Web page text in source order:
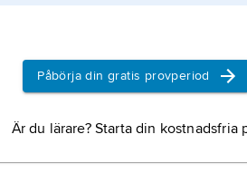
Påbörja din gratis provperiod
Är du lärare? Starta din kostnadsfria